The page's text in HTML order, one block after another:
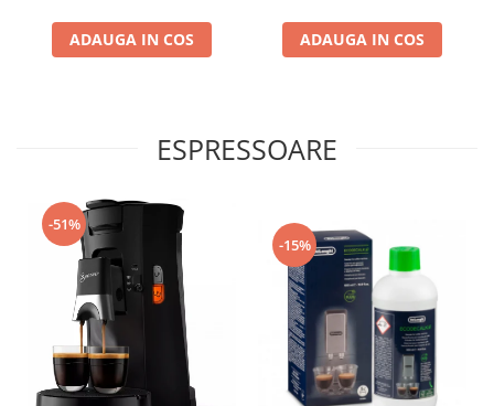
ADAUGA IN COS ADAUGA IN COS
ESPRESSOARE
-51%
-15%